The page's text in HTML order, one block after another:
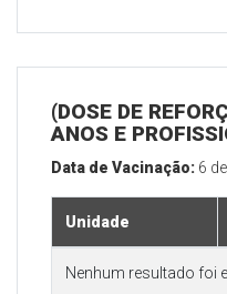
(DOSE DE
ANOS E
Data de Vacinação: 6
Unidade
Nenhum resultado foi